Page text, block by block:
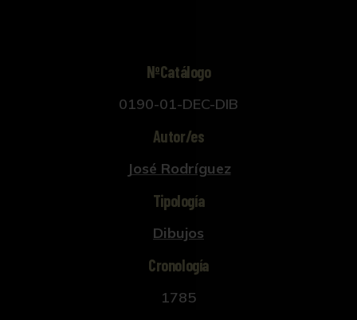
NºCatálogo
0190-01-DEC-DIB
Autor/es
José Rodríguez
Tipología
Dibujos
Cronología
1785